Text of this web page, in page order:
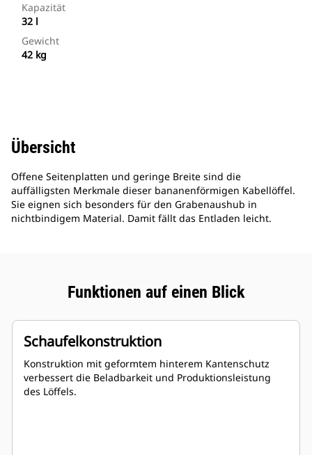
Kapazität
32 l
Gewicht
42 kg
Übersicht
Offene Seitenplatten und geringe Breite sind die
auffälligsten Merkmale dieser bananenförmigen Kabellöffel.
Sie eignen sich besonders für den Grabenaushub in
nichtbindigem Material. Damit fällt das Entladen leicht.
Funktionen auf einen Blick
Schaufelkonstruktion
Konstruktion mit geformtem hinterem Kantenschutz
verbessert die Beladbarkeit und Produktionsleistung
des Löffels.